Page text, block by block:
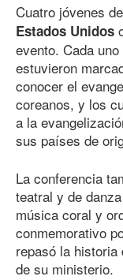
Cuatro jóvenes de
Estados Unidos
evento. Cada
estuvieron
conocer el
coreanos, y los
a la
sus países de
La conferencia
teatral y de
música coral y
conmemorativo
repasó la
de su ministerio.